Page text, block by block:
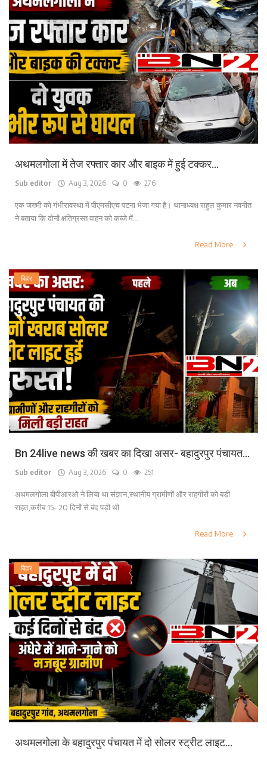
अथमलगोला में तेज रफ्तार कार और बाइक में हुई टक्कर...
Sub editor Aug 3, 2026 0 276
एक जख्मी को गंभीरावस्था में पीएमसीएच पटना भेजा गया है। थानाध्यक्ष राहुल कुमार नवनीत
ने बताया कि दोनों क्षतिग्रस्त वाहन को कब्जे में...
Read More
बिहार
Bn 24live news की खबर का दिखा असर- बहादुरपुर पंचायत...
Sub editor Aug 3, 2026 0 251
अथमलगोला बीपीआरओ ने लिया था संज्ञान,स्थानीय ग्रामीणों और राहगीरों को बड़ी
राहत,करीब 15- 20 दिनों से बंद पड़ी थी
Read More
बिहार
अथमलगोला के बहादुरपुर पंचायत में दो सोलर स्ट्रीट लाइट...